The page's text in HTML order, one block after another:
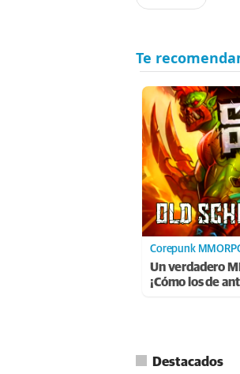
Corepunk
Un verdadero
¡Cómo los de
Destacados